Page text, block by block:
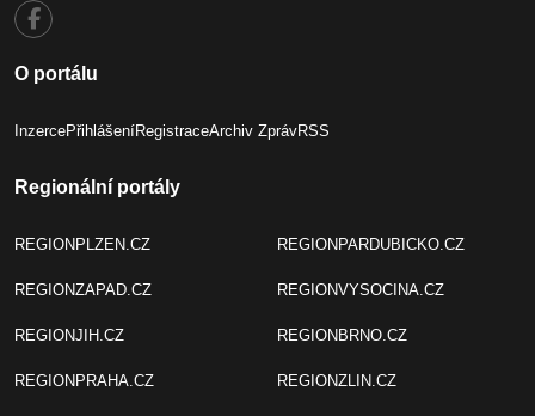
O portálu
InzercePřihlášeníRegistraceArchiv ZprávRSS
Regionální portály
REGIONPLZEN.CZ
REGIONZAPAD.CZ
REGIONJIH.CZ
REGIONPRAHA.CZ
REGIONPARDUBICKO.CZ
REGIONVYSOCINA.CZ
REGIONBRNO.CZ
REGIONZLIN.CZ